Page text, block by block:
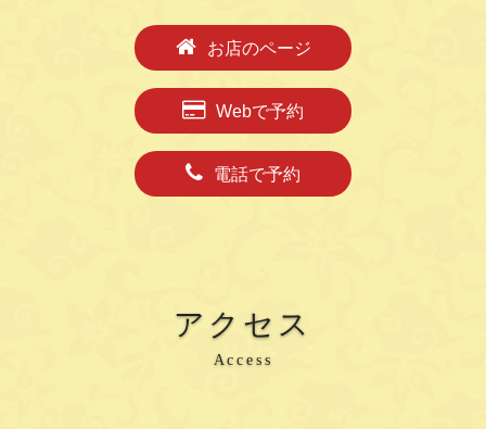
お店のページ
Webで予約
電話で予約
アクセス
Access